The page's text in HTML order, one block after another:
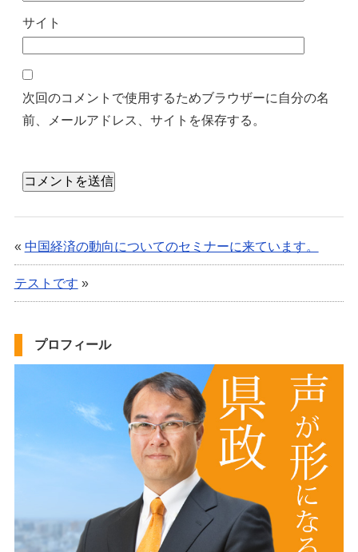
サイト
次回のコメントで使用するためブラウザーに自分の名
前、メールアドレス、サイトを保存する。
« 中国経済の動向についてのセミナーに来ています。
テストです »
プロフィール